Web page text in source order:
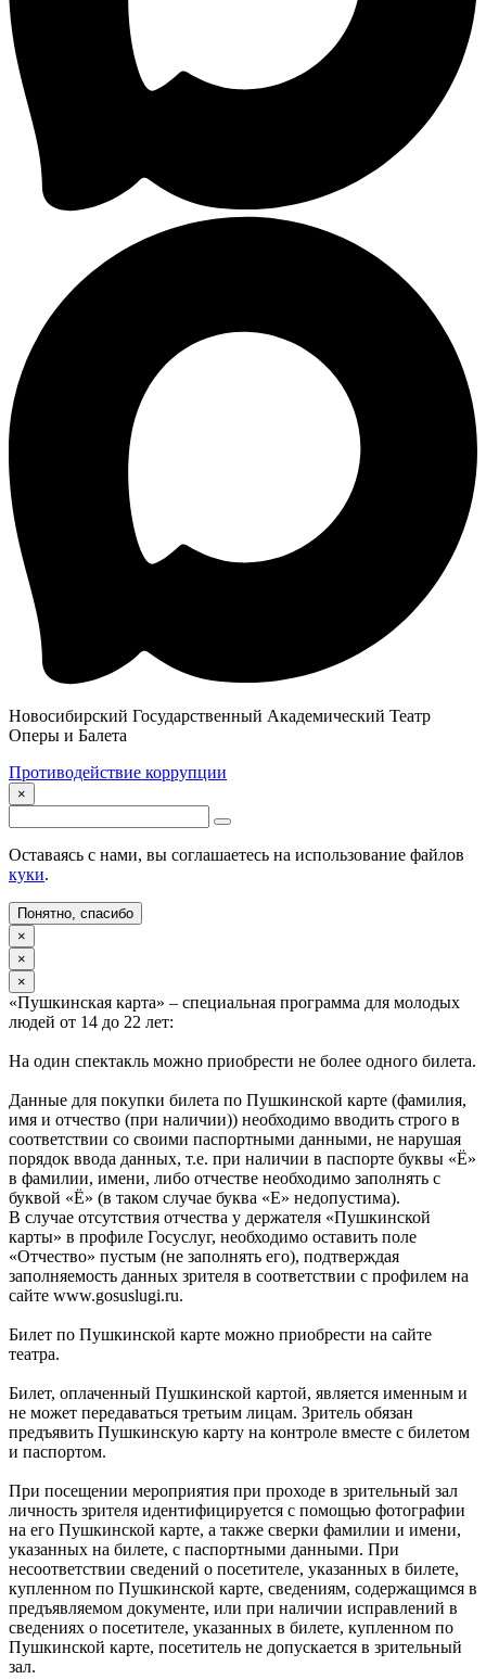
Новосибирский Государственный Академический Театр
Оперы и Балета
Противодействие коррупции
×
Оставаясь с нами, вы соглашаетесь на использование файлов
куки.
Понятно, спасибо
×
×
×
«Пушкинская карта» – специальная программа для молодых
людей от 14 до 22 лет:
На один спектакль можно приобрести не более одного билета.
Данные для покупки билета по Пушкинской карте (фамилия,
имя и отчество (при наличии)) необходимо вводить строго в
соответствии со своими паспортными данными, не нарушая
порядок ввода данных, т.е. при наличии в паспорте буквы «Ё»
в фамилии, имени, либо отчестве необходимо заполнять с
буквой «Ё» (в таком случае буква «Е» недопустима).
В случае отсутствия отчества у держателя «Пушкинской
карты» в профиле Госуслуг, необходимо оставить поле
«Отчество» пустым (не заполнять его), подтверждая
заполняемость данных зрителя в соответствии с профилем на
сайте www.gosuslugi.ru.
Билет по Пушкинской карте можно приобрести на сайте
театра.
Билет, оплаченный Пушкинской картой, является именным и
не может передаваться третьим лицам. Зритель обязан
предъявить Пушкинскую карту на контроле вместе с билетом
и паспортом.
При посещении мероприятия при проходе в зрительный зал
личность зрителя идентифицируется с помощью фотографии
на его Пушкинской карте, а также сверки фамилии и имени,
указанных на билете, с паспортными данными. При
несоответствии сведений о посетителе, указанных в билете,
купленном по Пушкинской карте, сведениям, содержащимся в
предъявляемом документе, или при наличии исправлений в
сведениях о посетителе, указанных в билете, купленном по
Пушкинской карте, посетитель не допускается в зрительный
зал.